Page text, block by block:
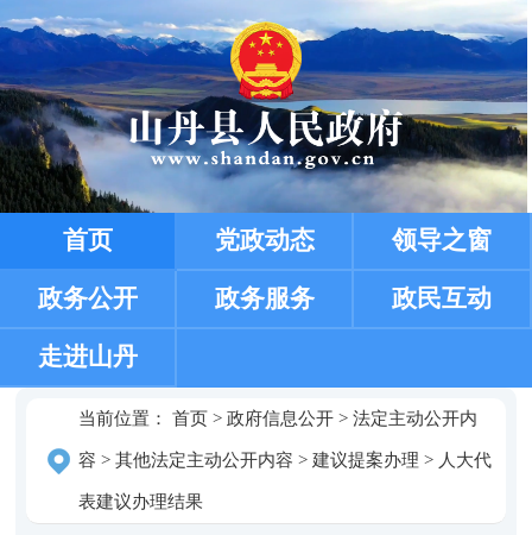
首页 党政动态 领导之窗
政务公开 政务服务 政民互动
走进山丹
当前位置： 首页> 政府信息公开> 法定主动公开内
容 > 其他法定主动公开内容 > 建议提案办理 > 人大代
表建议办理结果